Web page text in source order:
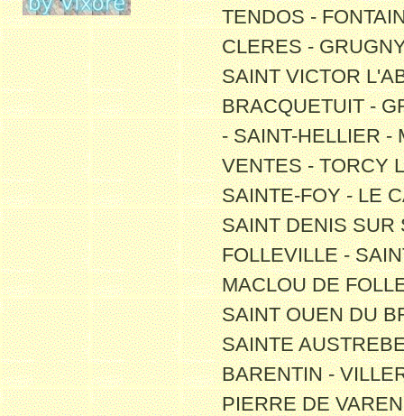
TENDOS -
CLERES -
SAINT VICTOR
BRACQUETUIT -
- SAINT-HELLIER -
VENTES - TORCY
SAINTE-FOY - LE
SAINT DENIS SUR
FOLLEVILLE -
MACLOU DE
SAINT OUEN DU
SAINTE
BARENTIN -
PIERRE DE